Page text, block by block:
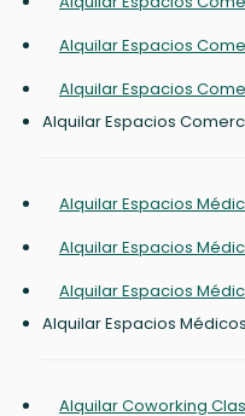
Alquilar Espacios
Alquilar Espacios
Alquilar Espacios
Alquilar Espacios
Alquilar Espacios
Alquilar Espacios
Alquilar Espacios
Alquilar Coworking